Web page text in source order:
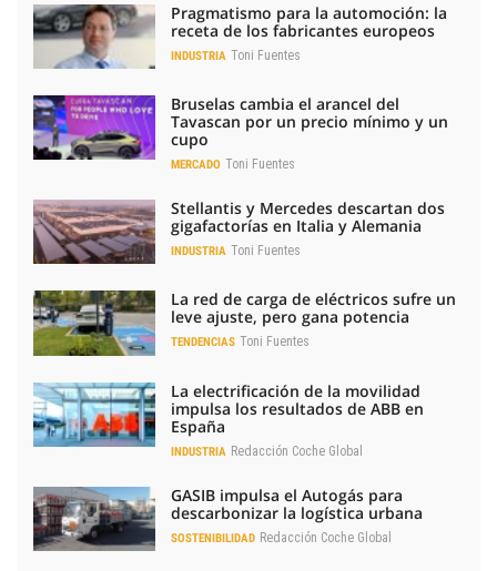
Pragmatismo para la automoción: la
receta de los fabricantes europeos
INDUSTRIA Toni Fuentes
Bruselas cambia el arancel del
Tavascan por un precio mínimo y un
cupo
MERCADO Toni Fuentes
Stellantis y Mercedes descartan dos
gigafactorías en Italia y Alemania
INDUSTRIA Toni Fuentes
La red de carga de eléctricos sufre un
leve ajuste, pero gana potencia
TENDENCIAS Toni Fuentes
La electrificación de la movilidad
impulsa los resultados de ABB en
España
INDUSTRIA Redacción Coche Global
GASIB impulsa el Autogás para
descarbonizar la logística urbana
SOSTENIBILIDAD Redacción Coche Global